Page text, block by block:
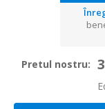
Pretul nostru: